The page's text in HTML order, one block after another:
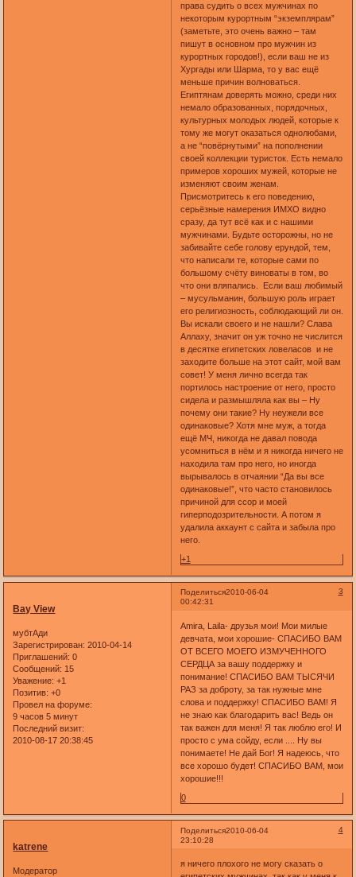
права судить о всех мужчинах по
некоторым курортным “экземплярам”
(заметьте, это очень важно – там
пишут в основном про мужчин из
курортных городов!), если ваш не из
Хургады или Шарма, то у вас ещё
меньше причин волноваться.
Египтянам доверять можно, среди них
немало образованных, порядочных,
культурных молодых людей, которые к
тому же могут оказаться однолюбами,
а не “повёрнутыми” на пополнении
своей коллекции туристок. Есть немало
примеров хороших мужей, которые не
изменяют своим женам.
Присмотритесь к его поведению,
серьёзные намерения ИМХО видно
сразу, да тут всё как и с нашими
мужчинами. Будьте осторожны, но не
забивайте себе голову ерундой, тем,
что написали те, которые сами по
большому счёту виноваты в том, во
что они вляпались. Если ваш любимый
– мусульманин, большую роль играет
его религиозность, соблюдающий ли он.
Вы искали своего и не нашли? Слава
Аллаху, значит он уж точно не числится
в десятке египетских ловеласов и не
заходите больше на этот сайт, мой вам
совет! У меня лично всегда так
портилось настроение от него, просто
сидела и размышляла как вы – Ну
почему они такие? Ну неужели все
одинаковые? Хотя мне муж, а тогда
ещё МЧ, никогда не давал повода
усомниться в нём и я никогда ничего не
находила там про него, но иногда
вырывалось в отчаянии “Да вы все
одинаковые!”, что часто становилось
причиной для ссор и моей
гиперподозрительности. А потом я
удалила аккаунт с сайта и забыла про
него.
+1
Поделиться 3
2010-06-04
00:42:31
Bay View
мубтАди
Зарегистрирован: 2010-04-14
Приглашений: 0
Сообщений: 15
Уважение: +1
Позитив: +0
Провел на форуме:
9 часов 5 минут
Последний визит:
2010-08-17 20:38:45
Amira, Laila- друзья мои! Мои милые
девчата, мои хорошие- СПАСИБО ВАМ
ОТ ВСЕГО МОЕГО ИЗМУЧЕННОГО
СЕРДЦА за вашу поддержку и
понимание! СПАСИБО ВАМ ТЫСЯЧИ
РАЗ за доброту, за так нужные мне
слова и поддержку! СПАСИБО ВАМ! Я
не знаю как благодарить вас! Ведь он
так важен для меня! Я так люблю его! И
просто с ума сойду, если .... Ну вы
понимаете! Не дай Бог! Я надеюсь, что
все хорошо будет! СПАСИБО ВАМ, мои
хорошие!!!
0
Поделиться 4
2010-06-04
23:10:28
katrene
Модератор
я ничего плохого не могу сказать о